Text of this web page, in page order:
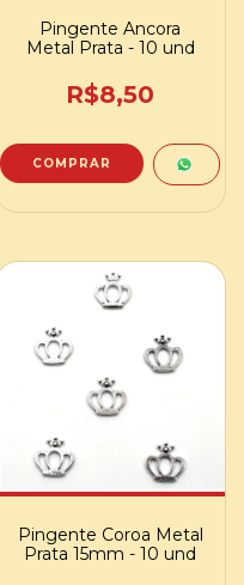
Pingente Ancora
Metal Prata - 10 und
R$8,50
Pingente Coroa Metal
Prata 15mm - 10 und